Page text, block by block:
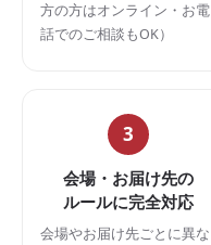
方の方はオンライン・お電
話でのご相談もOK）
3
会場・お届け先の
ルールに完全対応
会場やお届け先ごとに異な